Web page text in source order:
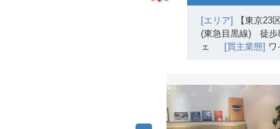
[エリア] 【東京23
(東急目黒線) 徒歩
ェ
[買主業態] ワ